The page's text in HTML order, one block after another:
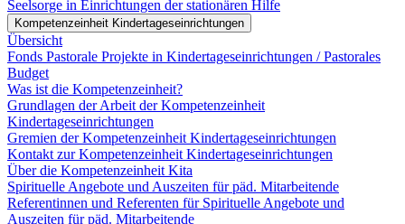
Seelsorge in Einrichtungen der stationären Hilfe
Kompetenzeinheit Kindertageseinrichtungen
Übersicht
Fonds Pastorale Projekte in Kindertageseinrichtungen / Pastorales
Budget
Was ist die Kompetenzeinheit?
Grundlagen der Arbeit der Kompetenzeinheit
Kindertageseinrichtungen
Gremien der Kompetenzeinheit Kindertageseinrichtungen
Kontakt zur Kompetenzeinheit Kindertageseinrichtungen
Über die Kompetenzeinheit Kita
Spirituelle Angebote und Auszeiten für päd. Mitarbeitende
Referentinnen und Referenten für Spirituelle Angebote und
Auszeiten für päd. Mitarbeitende